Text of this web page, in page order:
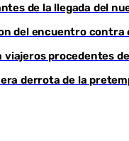
de la llegada del
del encuentro contra
viajeros procedentes
derrota de la